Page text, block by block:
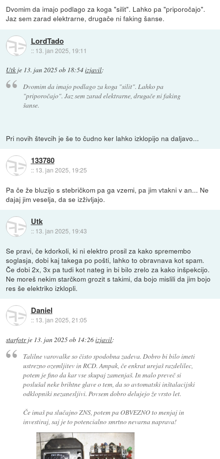
Dvomim da imajo podlago za koga "silit". Lahko pa "priporočajo".
Jaz sem zarad elektrarne, drugače ni faking šanse.
LordTado
:: 13. jan 2025, 19:11
Utk je 13. jan 2025 ob 18:54izjavil:
Dvomim da imajo podlago za koga "silit". Lahko pa
"priporočajo". Jaz sem zarad elektrarne, drugače ni faking
šanse.
Pri novih števcih je še to čudno ker lahko izklopijo na daljavo...
133780
:: 13. jan 2025, 19:25
Pa če že bluzijo s stebričkom pa ga vzemi, pa jim vtakni v an... Ne
dajaj jim veselja, da se izživljajo.
Utk
:: 13. jan 2025, 19:43
Se pravi, če kdorkoli, ki ni elektro prosil za kako spremembo
soglasja, dobi kaj takega po pošti, lahko to obravnava kot spam.
Če dobi 2x, 3x pa tudi kot nateg in bi bilo zrelo za kako inšpekcijo.
Ne moreš nekim starčkom grozit s takimi, da bojo mislili da jim bojo
res še elektriko izklopli.
Daniel
:: 13. jan 2025, 21:05
starfotrje 13. jan 2025 ob 14:26izjavil:
Talilne varovalke so čisto spodobna zadeva. Dobro bi bilo imeti
ustrezno ozemljitev in RCD. Ampak, če enkrat urejaš razdelilec,
potem je fino da kar vse skupaj zamenjaš. In malo preveč si
poslušal neke brihtne glave o tem, da so avtomatski inštalacijski
odklopniki nezanesljivi. Povsem dobro delujejo že vrsto let.
Če imaš pa slučajno ZNS, potem pa OBVEZNO to menjaj in
investiraj, saj je to potencialno smrtno nevarna naprava!